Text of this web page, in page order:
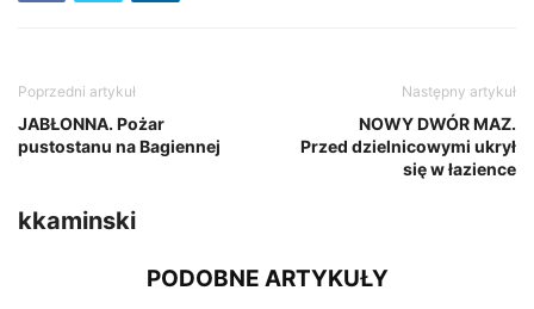
Poprzedni artykuł
JABŁONNA. Pożar
pustostanu na Bagiennej
Następny artykuł
NOWY DWÓR MAZ.
Przed dzielnicowymi ukrył
się w łazience
kkaminski
PODOBNE ARTYKUŁY